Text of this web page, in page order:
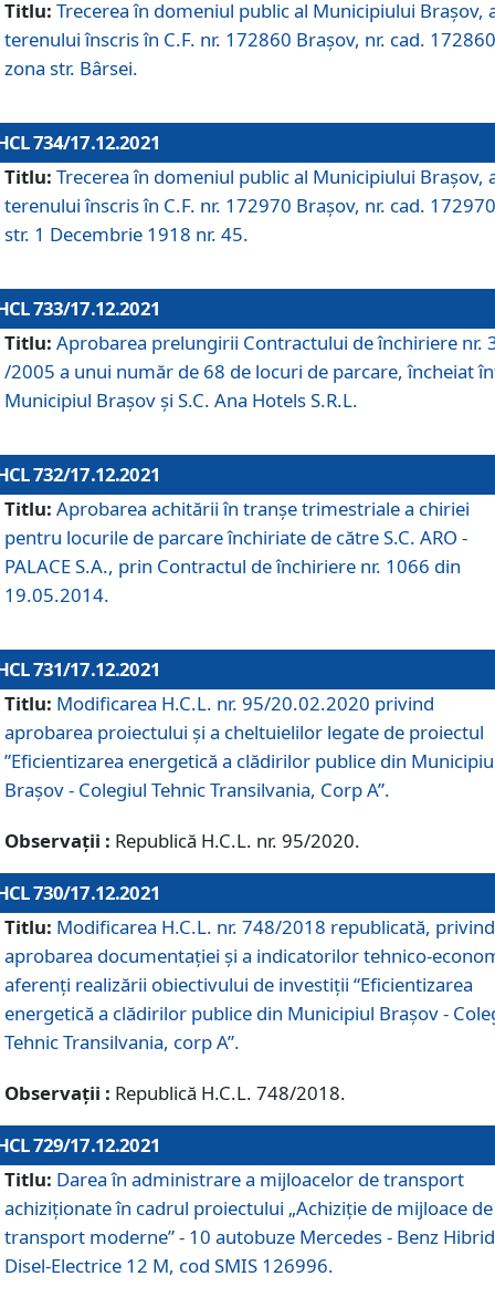
Titlu: Trecerea în domeniul public al Municipiului Braşov,
terenului înscris în C.F. nr. 172860 Brașov, nr. cad.
zona str. Bârsei.
734/17.12.2021
Titlu: Trecerea în domeniul public al Municipiului Braşov,
terenului înscris în C.F. nr. 172970 Brașov, nr. cad.
str. 1 Decembrie 1918 nr. 45.
733/17.12.2021
Titlu: Aprobarea prelungirii Contractului de închiriere nr.
/2005 a unui număr de 68 de locuri de parcare, încheiat
Municipiul Braşov şi S.C. Ana Hotels S.R.L.
732/17.12.2021
Titlu: Aprobarea achitării în tranșe trimestriale a chiriei
pentru locurile de parcare închiriate de către S.C. ARO -
PALACE S.A., prin Contractul de închiriere nr. 1066 din
19.05.2014.
731/17.12.2021
Titlu: Modificarea H.C.L. nr. 95/20.02.2020 privind
aprobarea proiectului și a cheltuielilor legate de proiectul
”Eficientizarea energetică a clădirilor publice din
Brașov - Colegiul Tehnic Transilvania, Corp A”.
Observații : Republică H.C.L. nr. 95/2020.
730/17.12.2021
Titlu: Modificarea H.C.L. nr. 748/2018 republicată, privind
aprobarea documentației și a indicatorilor tehnico-
aferenți realizării obiectivului de investiții “Eficientizarea
energetică a clădirilor publice din Municipiul Brașov -
Tehnic Transilvania, corp A”.
Observații : Republică H.C.L. 748/2018.
729/17.12.2021
Titlu: Darea în administrare a mijloacelor de transport
achiziționate în cadrul proiectului „Achiziţie de mijloace de
transport moderne” - 10 autobuze Mercedes - Benz Hibrid
Disel-Electrice 12 M, cod SMIS 126996.